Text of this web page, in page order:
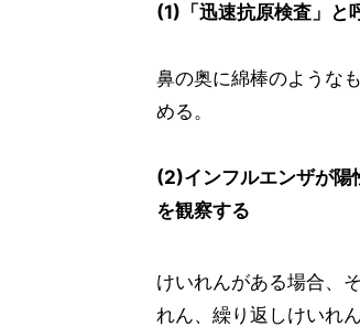
(1)「迅速抗原検査」と
鼻の奥に綿棒のような
める。
(2)インフルエンザが陽
を観察する
けいれんがある場合、
れん、繰り返しけいれ